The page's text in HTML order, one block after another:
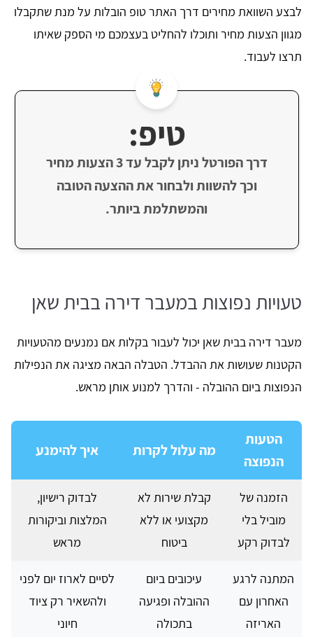
לבצע השוואת מחירים דרך האתר טופ הובלות על מנת שתקבלו
מגוון הצעות מחיר ותוכלו להחליט בעצמכם מי הספק שאיתו
תרצו לעבוד.
טיפ:
דרך הפורטל ניתן לקבל עד 3 הצעות מחיר
וכך להשוות ולבחור את ההצעה הטובה
והמשתלמת ביותר.
טעויות נפוצות במעבר דירה בבית שאן
מעבר דירה בבית שאן יכול לעבור בקלות אם נמנעים מהטעויות
הקטנות שעושות את ההבדל. הטבלה הבאה מציגה את הנפילות
הנפוצות ביום ההובלה - והדרך למנוע אותן מראש.
הטעות
הנפוצה
מה עלול לקרות איך להימנע
הזמנה של
מוביל בלי
לבדוק רקע
קבלת שירות לא
מקצועי או ללא
ביטוח
לבדוק רישיון,
המלצות וביקורות
מראש
המתנה לרגע
האחרון עם
האריזה
עיכובים ביום
ההובלה ופגיעה
בתכולה
לסיים לארוז יום לפני
ולהשאיר רק ציוד
חיוני